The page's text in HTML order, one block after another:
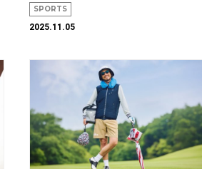
SPORTS
2025.11.05